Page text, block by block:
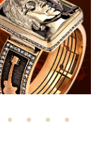
12 13 14 15